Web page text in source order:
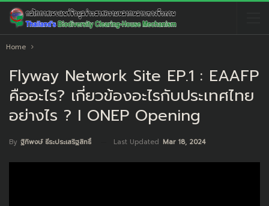
Home
Flyway Network Site EP.1 : EAAFP
คืออะไร? เกี่ยวข้องอะไรกับประเทศไทย
อย่างไร ? I ONEP Opening
By ฐิทิพงษ์ ธีระประเสริฐสิทธิ์ Last Updated Mar 18, 2024